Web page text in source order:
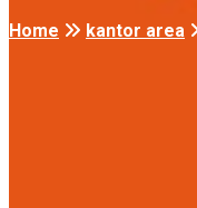
Home kantor area